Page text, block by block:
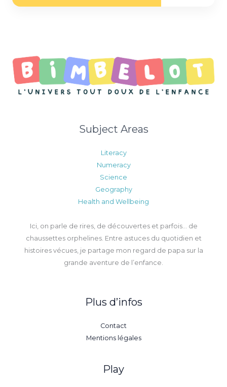
Subject Areas
Literacy
Numeracy
Science
Geography
Health and Wellbeing
Ici, on parle de rires, de découvertes et parfois… de
chaussettes orphelines. Entre astuces du quotidien et
histoires vécues, je partage mon regard de papa sur la
grande aventure de l’enfance.
Plus d’infos
Contact
Mentions légales
Play